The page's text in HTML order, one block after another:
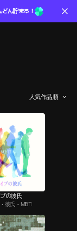
ん貯まる！
人気作品順
の彼氏
彼氏 • MBTI